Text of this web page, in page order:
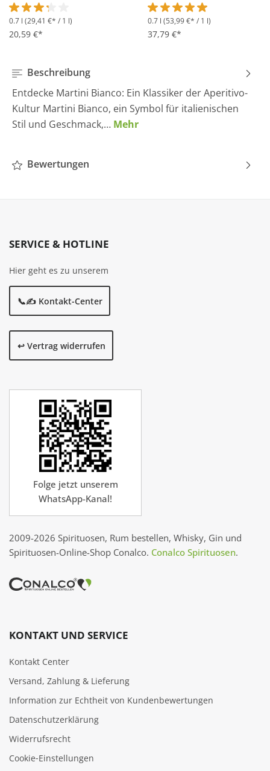
Durchschnittliche Bewertung von 3.2 von 5 Sternen
0.7 l (29,41 €* / 1 l)
20,59 €*
Durchschnittliche
0.7 l (53,99 €* / 1 l)
37,79 €*
Beschreibung
Entdecke Martini Bianco: Ein Klassiker der Aperitivo-
Kultur Martini Bianco, ein Symbol für italienischen
Stil und Geschmack,… Mehr
Bewertungen
SERVICE & HOTLINE
Hier geht es zu unserem
📞✍️ Kontakt-Center
↩️ Vertrag widerrufen
Folge jetzt unserem
WhatsApp-Kanal!
2009-2026 Spirituosen, Rum bestellen, Whisky, Gin und
Spirituosen-Online-Shop Conalco. Conalco Spirituosen.
KONTAKT UND SERVICE
Kontakt Center
Versand, Zahlung & Lieferung
Information zur Echtheit von Kundenbewertungen
Datenschutzerklärung
Widerrufsrecht
Cookie‑Einstellungen